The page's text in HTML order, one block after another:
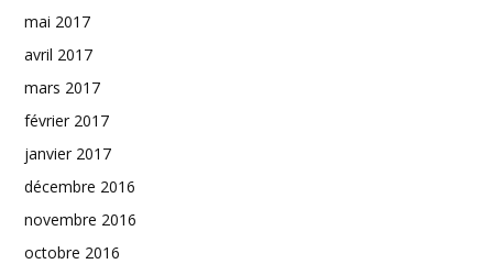
mai 2017
avril 2017
mars 2017
février 2017
janvier 2017
décembre 2016
novembre 2016
octobre 2016